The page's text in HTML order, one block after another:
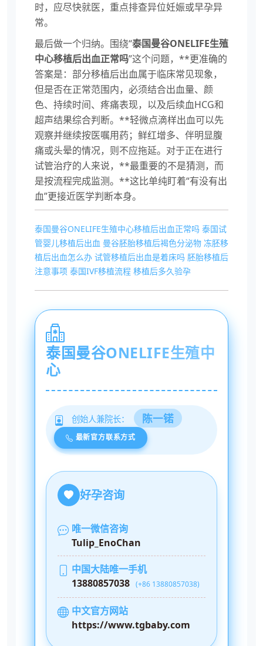
时，应尽快就医，重点排查异位妊娠或早孕异
常。
最后做一个归纳。围绕“泰国曼谷ONELIFE生殖
中心移植后出血正常吗”这个问题，**更准确的
答案是：部分移植后出血属于临床常见现象，
但是否在正常范围内，必须结合出血量、颜
色、持续时间、疼痛表现，以及后续血HCG和
超声结果综合判断。**轻微点滴样出血可以先
观察并继续按医嘱用药；鲜红增多、伴明显腹
痛或头晕的情况，则不应拖延。对于正在进行
试管治疗的人来说，**最重要的不是猜测，而
是按流程完成监测。**这比单纯盯着“有没有出
血”更接近医学判断本身。
泰国曼谷ONELIFE生殖中心移植后出血正常吗 泰国试
管婴儿移植后出血 曼谷胚胎移植后褐色分泌物 冻胚移
植后出血怎么办 试管移植后出血是着床吗 胚胎移植后
注意事项 泰国IVF移植流程 移植后多久验孕
泰国曼谷ONELIFE生殖中
心
创始人兼院长： 陈一锘
最新官方联系方式
好孕咨询
唯一微信咨询
Tulip_EnoChan
中国大陆唯一手机
13880857038 (+86 13880857038)
中文官方网站
https://www.tgbaby.com